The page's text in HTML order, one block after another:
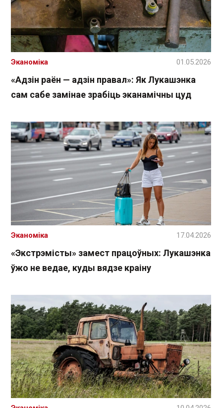
«Адзін раён — адзін правал»: Як Лукашэнка
сам сабе замінае зрабіць эканамічны цуд
Эканоміка 01.05.2026
«Экстрэмісты» замест працоўных: Лукашэнка
ўжо не ведае, куды вядзе краіну
Эканоміка 17.04.2026